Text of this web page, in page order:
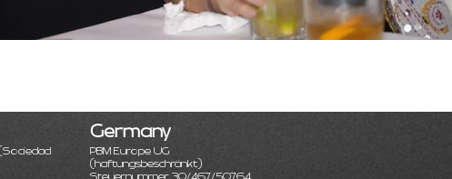
Germany
PBM Europe UG
(haftungsbeschränkt)
Steuernummer 30/467/50764